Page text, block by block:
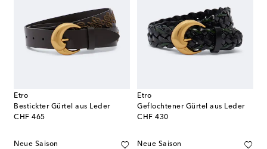
Etro
Bestickter Gürtel aus Leder
CHF 465
original price
Etro
Geflochtener Gürtel aus Leder
CHF 430
original price
Neue Saison Neue Saison